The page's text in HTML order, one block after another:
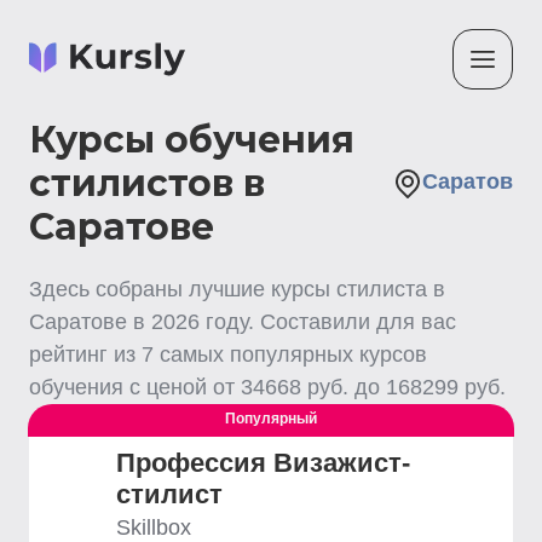
Курсы обучения
стилистов в
Саратове
Саратов
Здесь собраны лучшие курсы стилиста в
Саратове в 2026 году. Составили для вас
рейтинг из 7 самых популярных курсов
обучения с ценой от 34668 руб. до 168299 руб.
Популярный
Профессия Визажист-
стилист
Skillbox